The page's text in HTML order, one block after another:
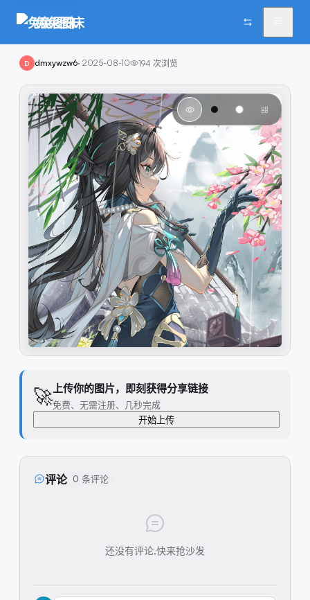
兔兔图床
D dmxywzw6· 2025-08-10 194 次浏览
🚀上传你的图片，即刻获得分享链接
免费、无需注册、几秒完成
开始上传
评论 0 条评论
还没有评论,快来抢沙发